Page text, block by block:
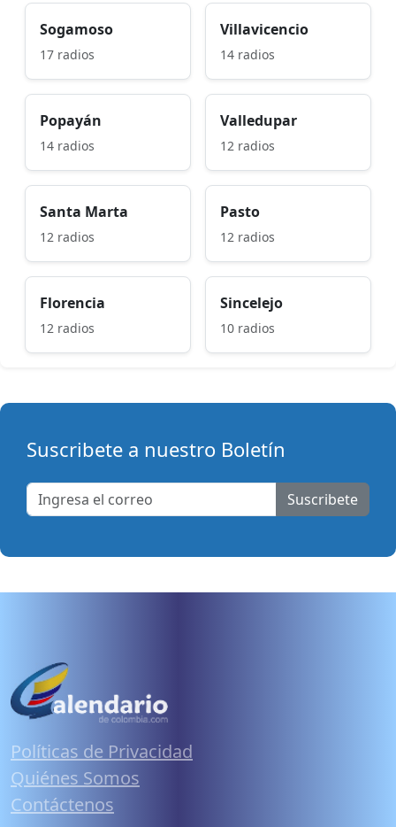
Sogamoso
17 radios
Villavicencio
14 radios
Popayán
14 radios
Valledupar
12 radios
Santa Marta
12 radios
Pasto
12 radios
Florencia
12 radios
Sincelejo
10 radios
Suscribete a nuestro Boletín
Suscribete
Políticas de Privacidad
Quiénes Somos
Contáctenos